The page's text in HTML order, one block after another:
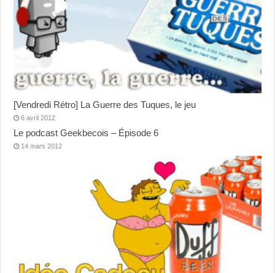
[Vendredi Rétro] La Guerre des Tuques, le jeu
6 avril 2012
Le podcast Geekbecois – Épisode 6
14 mars 2012